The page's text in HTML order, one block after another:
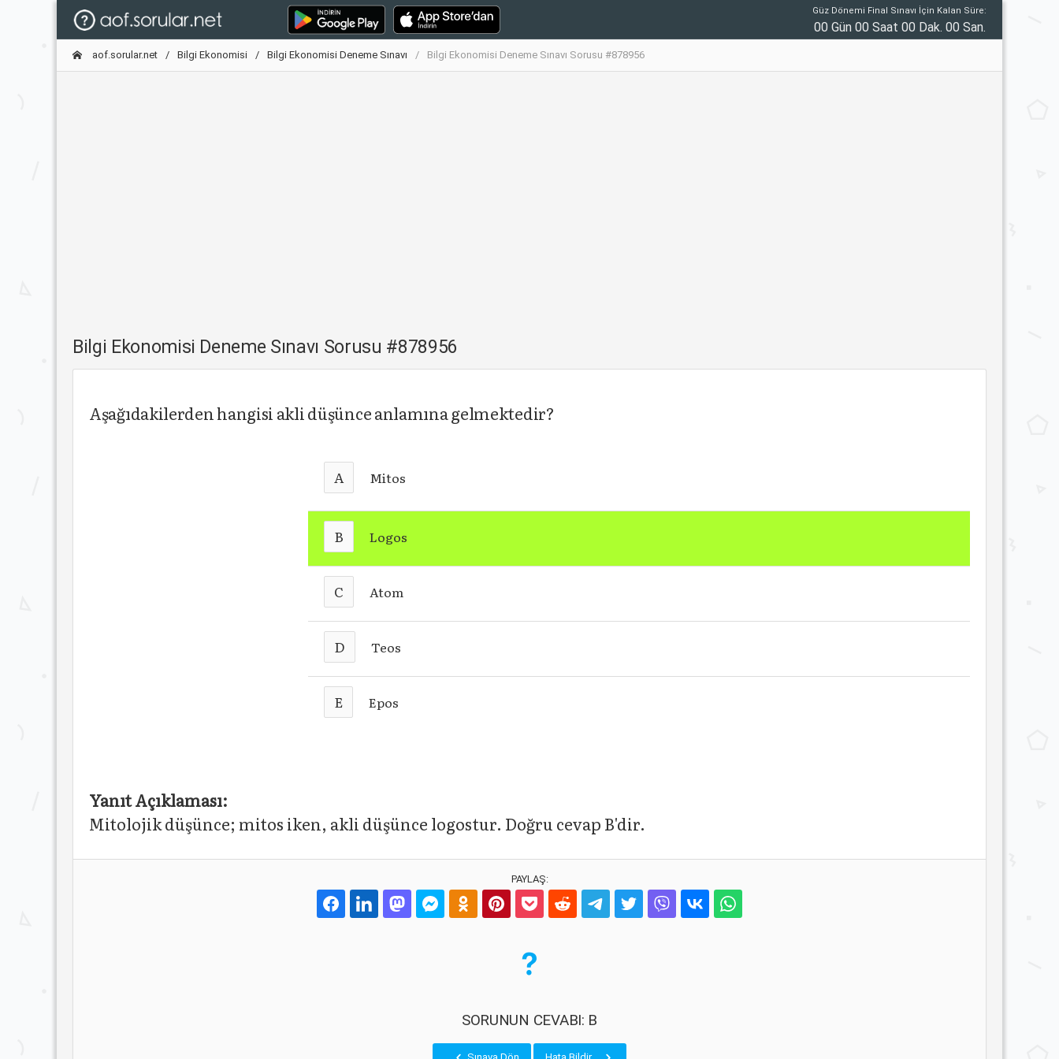
Güz Dönemi Final Sınavı İçin Kalan Süre:
00 Gün 00 Saat 00 Dak. 00 San.
aof.sorular.net Bilgi Ekonomisi Bilgi Ekonomisi Deneme Sınavı Bilgi Ekonomisi Deneme Sınavı Sorusu #878956
Bilgi Ekonomisi Deneme Sınavı Sorusu #878956
Aşağıdakilerden hangisi akli düşünce anlamına gelmektedir?
A Mitos
B Logos
C Atom
D Teos
E Epos
Yanıt Açıklaması:
Mitolojik düşünce; mitos iken, akli düşünce logostur. Doğru cevap B'dir.
PAYLAŞ:
SORUNUN CEVABI: B